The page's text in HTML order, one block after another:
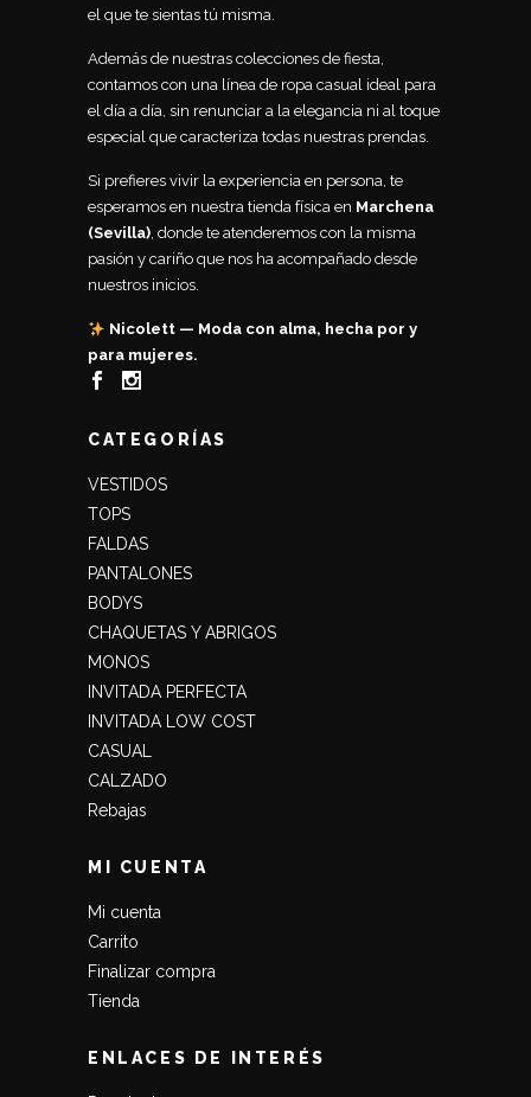
el que te sientas tú misma.
Además de nuestras colecciones de fiesta,
contamos con una línea de ropa casual ideal para
el día a día, sin renunciar a la elegancia ni al toque
especial que caracteriza todas nuestras prendas.
Si prefieres vivir la experiencia en persona, te
esperamos en nuestra tienda física en Marchena
(Sevilla), donde te atenderemos con la misma
pasión y cariño que nos ha acompañado desde
nuestros inicios.
Nicolett — Moda con alma, hecha por y
para mujeres.
CATEGORÍAS
VESTIDOS
TOPS
FALDAS
PANTALONES
BODYS
CHAQUETAS Y ABRIGOS
MONOS
INVITADA PERFECTA
INVITADA LOW COST
CASUAL
CALZADO
Rebajas
MI CUENTA
Mi cuenta
Carrito
Finalizar compra
Tienda
ENLACES DE INTERÉS